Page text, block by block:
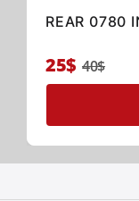
REAR 0780
25$ 40$